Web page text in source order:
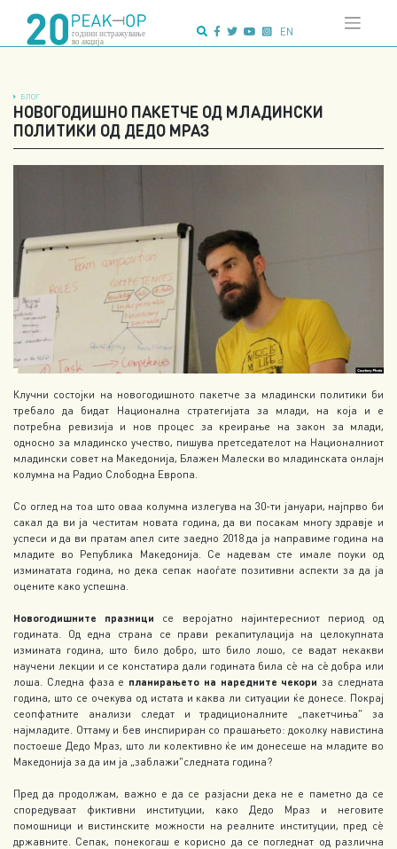
content
EN
БЛОГ
НОВОГОДИШНО ПАКЕТЧЕ ОД МЛАДИНСКИ
ПОЛИТИКИ ОД ДЕДО МРАЗ
Клучни состојки на новогодишното пакетче за младински политики би
требало да бидат Национална стратегијата за млади, на која и е
потребна ревизија и нов процес за креирање на закон за млади,
односно за младинско учество, пишува претседателот на Националниот
младински совет на Македонија, Блажен Малески во младинската онлајн
колумна на Радио Слободна Европа.
Со оглед на тоа што оваа колумна излегува на 30-ти јануари, најпрво би
сакал да ви ја честитам новата година, да ви посакам многу здравје и
успеси и да ви пратам апел сите заедно 2018 да ја направиме година на
младите во Република Македонија. Се надевам сте имале поуки од
изминатата година, но дека сепак наоѓате позитивни аспекти за да ја
оцените како успешна.
Новогодишните празници се веројатно најинтересниот период од
годината. Од една страна се прави рекапитулација на целокупната
измината година, што било добро, што било лошо, се вадат некакви
научени лекции и се констатира дали годината била сѐ на сѐ добра или
лоша. Следна фаза е планирањето на наредните чекори за следната
година, што се очекува од истата и каква ли ситуации ќе донесе. Покрај
сеопфатните анализи следат и традиционалните „пакетчиња“ за
најмладите. Оттаму и бев инспириран со прашањето: доколку навистина
постоеше Дедо Мраз, што ли колективно ќе им донесеше на младите во
Македонија за да им ја „заблажи“следната година?
Пред да продолжам, важно е да се разјасни дека не е паметно да се
споредуваат фиктивни институции, како Дедо Мраз и неговите
помошници и вистинските можности на реалните институции, пред сѐ
државните. Сепак, понекогаш е корисно да се погледнат од различна